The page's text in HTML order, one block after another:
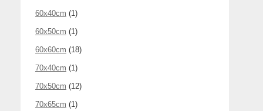
60x40cm (1)
60x50cm (1)
60x60cm (18)
70x40cm (1)
70x50cm (12)
70x65cm (1)